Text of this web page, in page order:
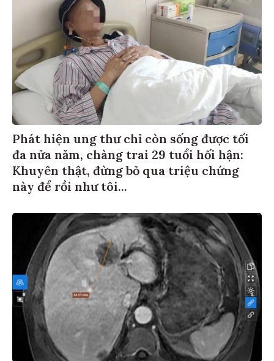
Phát hiện ung thư chỉ còn sống được tối
đa nửa năm, chàng trai 29 tuổi hối hận:
Khuyên thật, đừng bỏ qua triệu chứng
này để rồi như tôi...